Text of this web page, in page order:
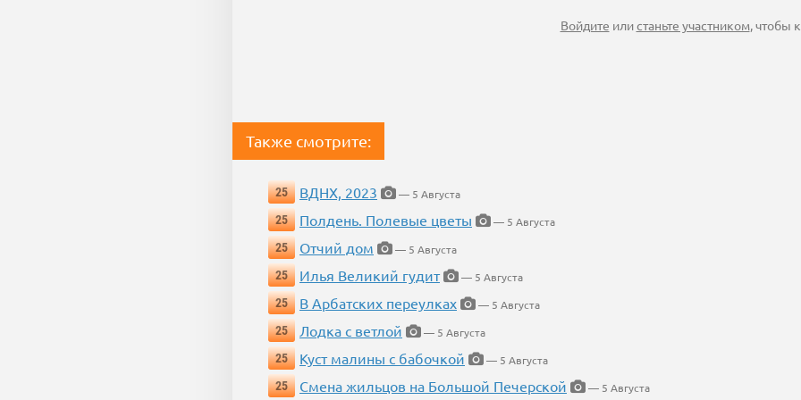
Войдите илистаньте участником, чтобы
Также смотрите:
25 ВДНХ, 2023
— 5 Августа
25
Полдень. Полевые цветы
— 5 Августа
25
Отчий дом
— 5 Августа
25
Илья Великий гудит
— 5 Августа
25
В Арбатских переулках
— 5 Августа
25
Лодка с ветлой
— 5 Августа
25
Куст малины с бабочкой
— 5 Августа
25
Смена жильцов на Большой Печерской — 5 Августа